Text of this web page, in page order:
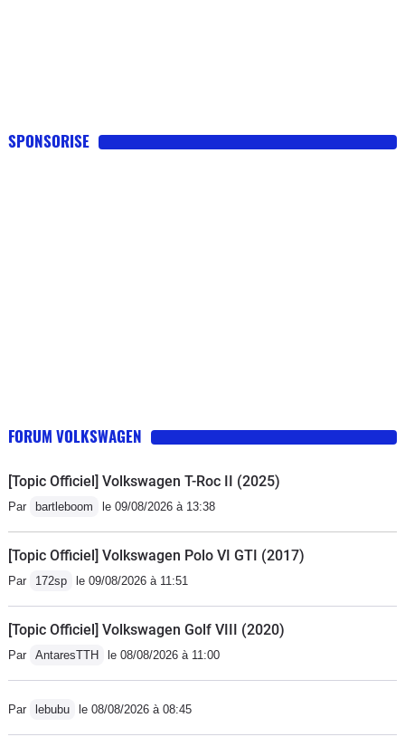
SPONSORISE
FORUM VOLKSWAGEN
[Topic Officiel] Volkswagen T-Roc II (2025)
Par bartleboom le 09/08/2026 à 13:38
[Topic Officiel] Volkswagen Polo VI GTI (2017)
Par 172sp le 09/08/2026 à 11:51
[Topic Officiel] Volkswagen Golf VIII (2020)
Par AntaresTTH le 08/08/2026 à 11:00
Par lebubu le 08/08/2026 à 08:45